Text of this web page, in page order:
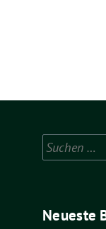
Suchen
nach:
Neueste